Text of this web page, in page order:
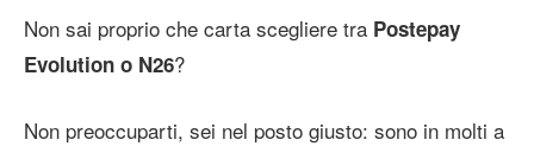
Non sai proprio che carta scegliere tra Postepay
Evolution o N26?
Non preoccuparti, sei nel posto giusto: sono in molti a